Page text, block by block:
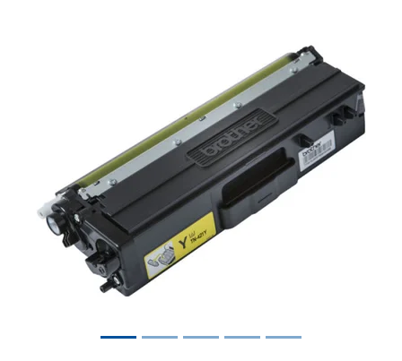
Previous